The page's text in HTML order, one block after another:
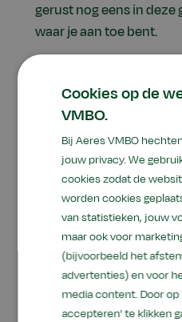
gerust nog eens in deze
waar je aan toe bent.
Namens het team,
Ageeth Boverhuis,
Cookies op de
VMBO.
Bij Aeres VMBO
jouw privacy. We
cookies zodat de
worden cookies
van statistieken, jouw
maar ook voor
(bijvoorbeeld het
advertenties) en voor
media content. Door
accepteren' te klikken